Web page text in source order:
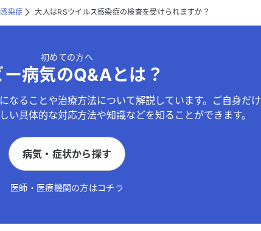
染症 大人はRSウイルス感染症の検査を受けられますか？
初めての方へ
ー病気のQ&Aとは？
なることや治療方法について解説しています。ご自身だけ
い具体的な対応方法や知識などを知ることができます。
病気・症状から探す
医師・医療機関の方はコチラ